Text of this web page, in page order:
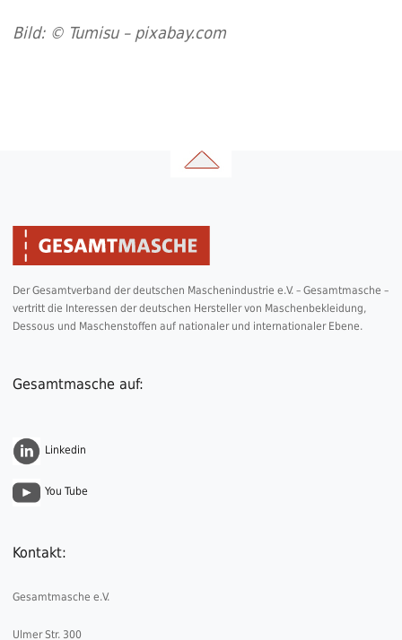
Bild: © Tumisu – pixabay.com
Der Gesamtverband der deutschen Maschenindustrie e.V. – Gesamtmasche –
vertritt die Interessen der deutschen Hersteller von Maschenbekleidung,
Dessous und Maschenstoffen auf nationaler und internationaler Ebene.
Gesamtmasche auf:
Linkedin
You Tube
Kontakt:
Gesamtmasche e.V.
Ulmer Str. 300